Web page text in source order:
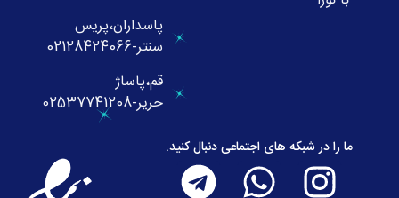
پاسداران،پریس
سنتر-02128424066
قم،پاساژ
حریر-02537741208
ما را در شبکه های اجتماعی دنبال کنید.